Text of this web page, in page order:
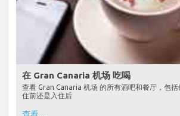
在 Gran Canaria 机场 吃喝
查看 Gran Canaria 机场 的所有酒吧和餐厅，包括
住前还是入住后